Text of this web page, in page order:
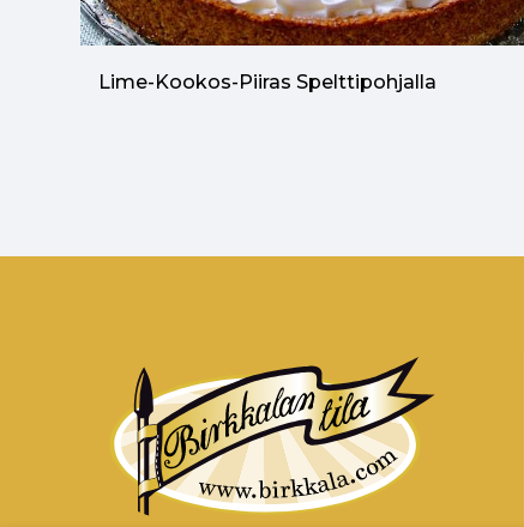
Lime-Kookos-Piiras Spelttipohjalla